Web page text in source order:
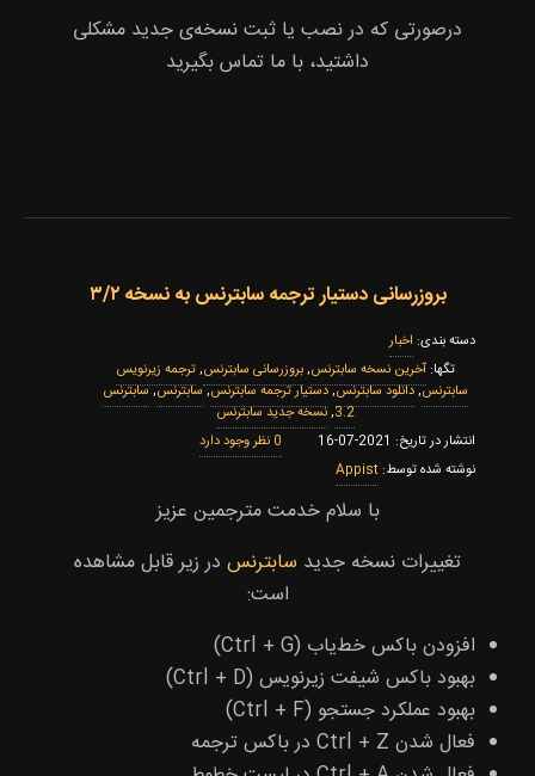
درصورتی که در نصب یا ثبت نسخه‌ی جدید مشکلی
داشتید، با ما تماس بگیرید
بروزرسانی دستیار ترجمه سابترنس به نسخه ۳/۲
اخبار
‌آخرین نسخه سابترنس,بروزرسانی سابترنس,ترجمه زیرنویس
سابترنس,دانلود سابترنس,دستیار ترجمه سابترنس,سابترنس,سابترنس
3.2
,نسخه جدید سابترنس
2021-07-16
0
Appist
با سلام خدمت مترجمین عزیز
تغییرات نسخه جدید سابترنس در زیر قابل مشاهده
است:
افزودن باکس خط‌یاب (Ctrl + G)
بهبود باکس شیفت زیرنویس (Ctrl + D)
بهبود عملکرد جستجو (Ctrl + F)
فعال شدن Ctrl + Z در باکس ترجمه